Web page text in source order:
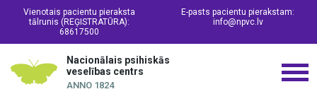
Vienotais pacientu pieraksta
tālrunis (REĢISTRATŪRA):
68617500
E-pasts pacientu pierakstam:
info@npvc.lv
Nacionālais psihiskās
veselības centrs
ANNO 1824